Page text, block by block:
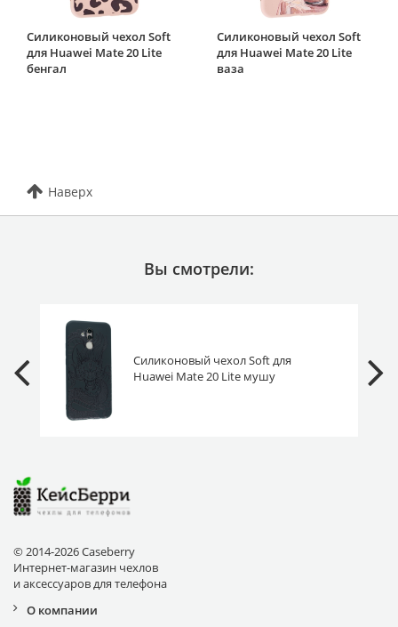
Силиконовый чехол Soft
для Huawei Mate 20 Lite
бенгал
Силиконовый чехол Soft
для Huawei Mate 20 Lite
ваза
Наверх
Вы смотрели:
Силиконовый чехол Soft для
Huawei Mate 20 Lite мушу
© 2014-2026 Caseberry
Интернет-магазин чехлов
и аксессуаров для телефона
О компании